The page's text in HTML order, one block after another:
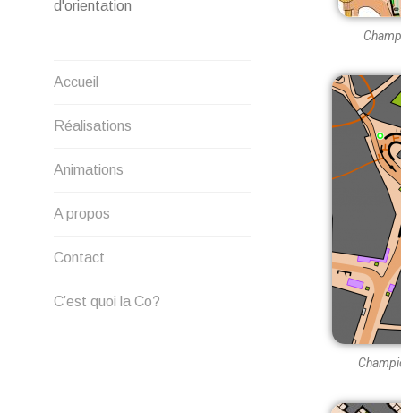
d'orientation
Accueil
Réalisations
Animations
A propos
Contact
C’est quoi la Co?